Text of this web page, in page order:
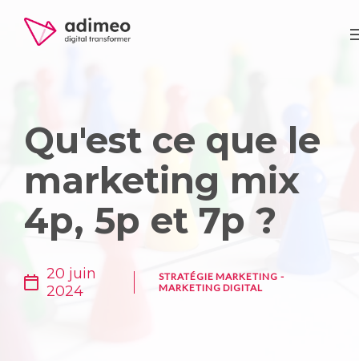
Qu'est ce que le
marketing mix
4p, 5p et 7p ?
20 juin
2024
STRATÉGIE MARKETING-
MARKETING DIGITAL